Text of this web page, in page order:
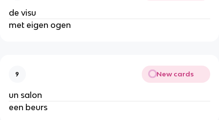
de visu
met eigen ogen
9 New cards
un salon
een beurs